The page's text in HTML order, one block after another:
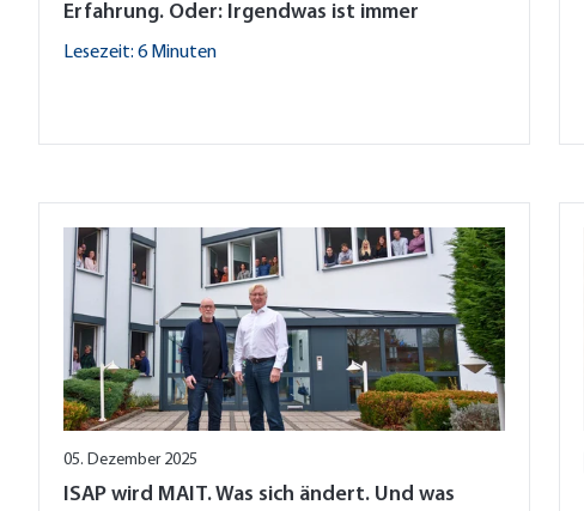
Erfahrung. Oder: Irgendwas ist immer
Lesezeit: 6 Minuten
05. Dezember 2025
ISAP wird MAIT. Was sich ändert. Und was